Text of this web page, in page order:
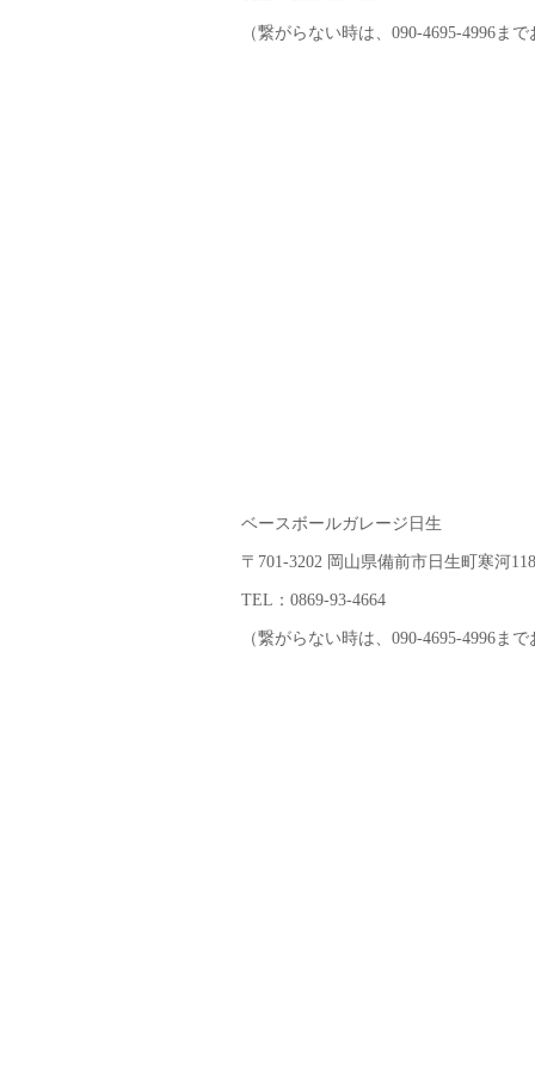
（繋がらない時は、090-4695-4996まで
ベースボールガレージ日生
〒701-3202 岡山県備前市日生町寒河
TEL：0869-93-4664
（繋がらない時は、090-4695-4996まで